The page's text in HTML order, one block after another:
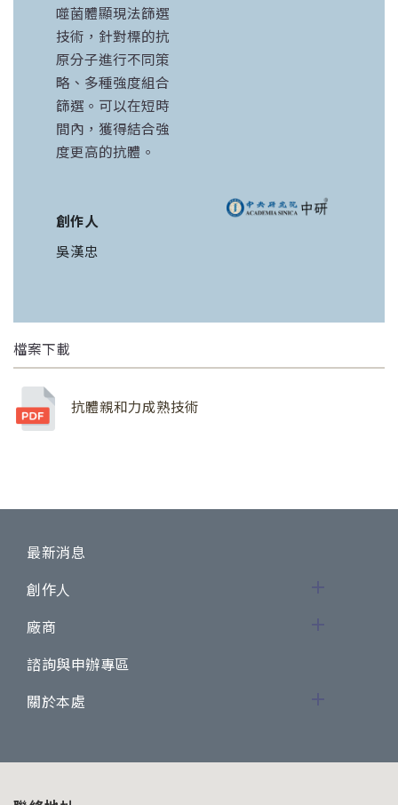
噬菌體顯現法篩選
技術，針對標的抗
原分子進行不同策
略、多種強度組合
篩選。可以在短時
間內，獲得結合強
度更高的抗體。
創作人
吳漢忠
檔案下載
抗體親和力成熟技術
最新消息
創作人
廠商
諮詢與申辦專區
關於本處